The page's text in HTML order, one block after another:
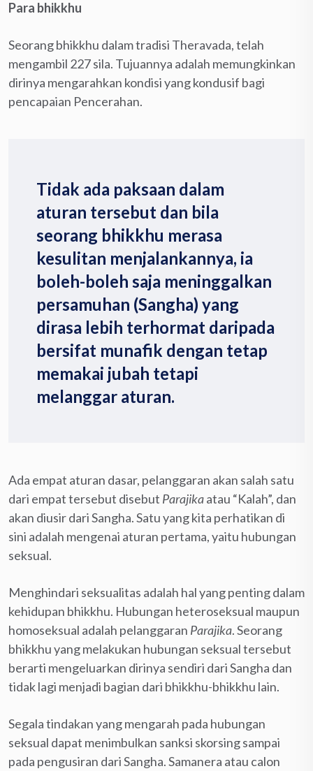
Para bhikkhu
Seorang bhikkhu dalam tradisi Theravada, telah
mengambil 227 sila. Tujuannya adalah memungkinkan
dirinya mengarahkan kondisi yang kondusif bagi
pencapaian Pencerahan.
Tidak ada paksaan dalam
aturan tersebut dan bila
seorang bhikkhu merasa
kesulitan menjalankannya, ia
boleh-boleh saja meninggalkan
persamuhan (Sangha) yang
dirasa lebih terhormat daripada
bersifat munafik dengan tetap
memakai jubah tetapi
melanggar aturan.
Ada empat aturan dasar, pelanggaran akan salah satu
dari empat tersebut disebut Parajikaatau “Kalah”, dan
akan diusir dari Sangha. Satu yang kita perhatikan di
sini adalah mengenai aturan pertama, yaitu hubungan
seksual.
Menghindari seksualitas adalah hal yang penting dalam
kehidupan bhikkhu. Hubungan heteroseksual maupun
homoseksual adalah pelanggaran Parajika. Seorang
bhikkhu yang melakukan hubungan seksual tersebut
berarti mengeluarkan dirinya sendiri dari Sangha dan
tidak lagi menjadi bagian dari bhikkhu-bhikkhu lain.
Segala tindakan yang mengarah pada hubungan
seksual dapat menimbulkan sanksi skorsing sampai
pada pengusiran dari Sangha. Samanera atau calon